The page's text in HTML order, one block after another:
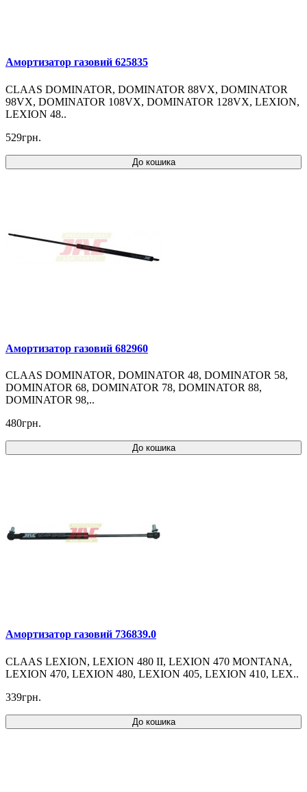
Амортизатор газовий 625835
CLAAS DOMINATOR, DOMINATOR 88VX, DOMINATOR
98VX, DOMINATOR 108VX, DOMINATOR 128VX, LEXION,
LEXION 48..
529грн.
До кошика
Амортизатор газовий 682960
CLAAS DOMINATOR, DOMINATOR 48, DOMINATOR 58,
DOMINATOR 68, DOMINATOR 78, DOMINATOR 88,
DOMINATOR 98,..
480грн.
До кошика
Амортизатор газовий 736839.0
CLAAS LEXION, LEXION 480 II, LEXION 470 MONTANA,
LEXION 470, LEXION 480, LEXION 405, LEXION 410, LEX..
339грн.
До кошика